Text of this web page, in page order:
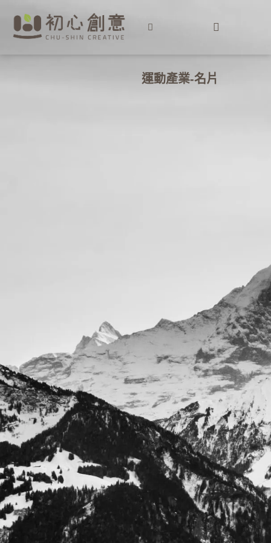
運動產業-名片